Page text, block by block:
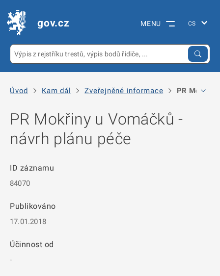
gov.cz MENU
Úvod Kam dál Zveřejněné informace PR Mokřiny
PR Mokřiny u Vomáčků -
návrh plánu péče
ID záznamu
84070
Publikováno
17.01.2018
Účinnost od
-